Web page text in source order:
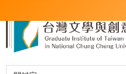
到
要
內